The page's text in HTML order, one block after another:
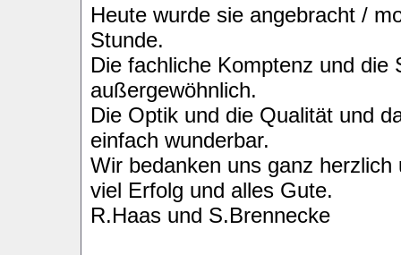
Heute wurde sie angebracht /
Stunde.
Die fachliche Komptenz und die
außergewöhnlich.
Die Optik und die Qualität und
einfach wunderbar.
Wir bedanken uns ganz
viel Erfolg und alles Gute.
R.Haas und S.Brennecke